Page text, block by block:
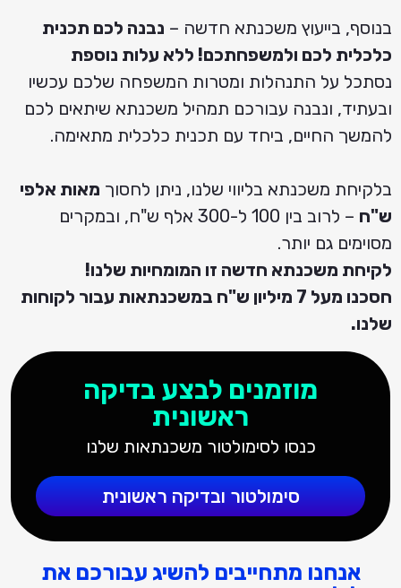
בנוסף, בייעוץ משכנתא חדשה – נבנה לכם תכנית
כלכלית לכם ולמשפחתכם! ללא עלות נוספת
נסתכל על התנהלות ומטרות המשפחה שלכם עכשיו
ובעתיד, ונבנה עבורכם תמהיל משכנתא שיתאים לכם
להמשך החיים, ביחד עם תכנית כלכלית מתאימה.
בלקיחת משכנתא בליווי שלנו, ניתן לחסוך מאות אלפי
ש"ח
– לרוב בין 100 ל-300 אלף ש"ח, ובמקרים
מסוימים גם יותר.
לקיחת משכנתא חדשה זו המומחיות שלנו!
חסכנו מעל 7 מיליון ש"ח במשכנתאות עבור לקוחות
שלנו.
מוזמנים לבצע בדיקה
ראשונית
כנסו לסימולטור משכנתאות שלנו
סימולטור ובדיקה ראשונית
אנחנו מתחייבים להשיג עבורכם את